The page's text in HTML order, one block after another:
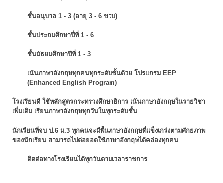
ชั้นอนุบาล 1 - 3 (อายุ 3 - 6 ขวบ)
ชั้นประถมศึกษาปี่ที่ 1 - 6
ชั้นมัธยมศึกษาปีที่ 1 - 3
เน้นภาษาอังกฤษทุกคนทุกระดับชั้นด้วย โปรแกรม EEP
(Enhanced English Program)
โรงเรียนดี ใช้หลักสูตรกระทรวงศึกษาธิการ เน้นภาษาอังกฤษในรายวิชา
เพิ่มเติม เรียนภาษาอังกฤษทุกวันในทุกระดับชั้น
นักเรียนที่จบ ป.6 ม.3 ทุกคนจะมีพื้นภาษาอังกฤษที่แข็งเกร่งตามศักยภาพ
ของนักเรียน สามารถไปต่อยอดใช้ภาษาอังกฤษได้คล่องทุกคน
ติดต่อทางโรงเรียนได้ทุกวันตามเวลาราชการ